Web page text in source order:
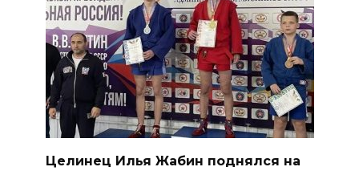
Целинец Илья Жабин поднялся на